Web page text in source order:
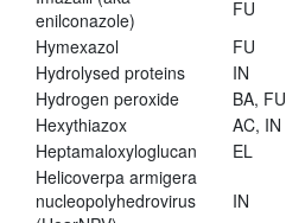
enilconazole)
FU
Hymexazol
FU
Hydrolysed proteins
IN
Hydrogen peroxide
BA, FU
Hexythiazox
AC, IN
Heptamaloxyloglucan
EL
Helicoverpa armigera
nucleopolyhedrovirus
IN